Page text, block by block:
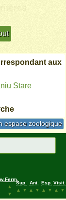
aux
Stare
espace zoologique
Ferm.
▲
▼
Sup.
▲
▼
Ani.
▲
▼
Esp.
▲
▼
Visit.
▲
▼